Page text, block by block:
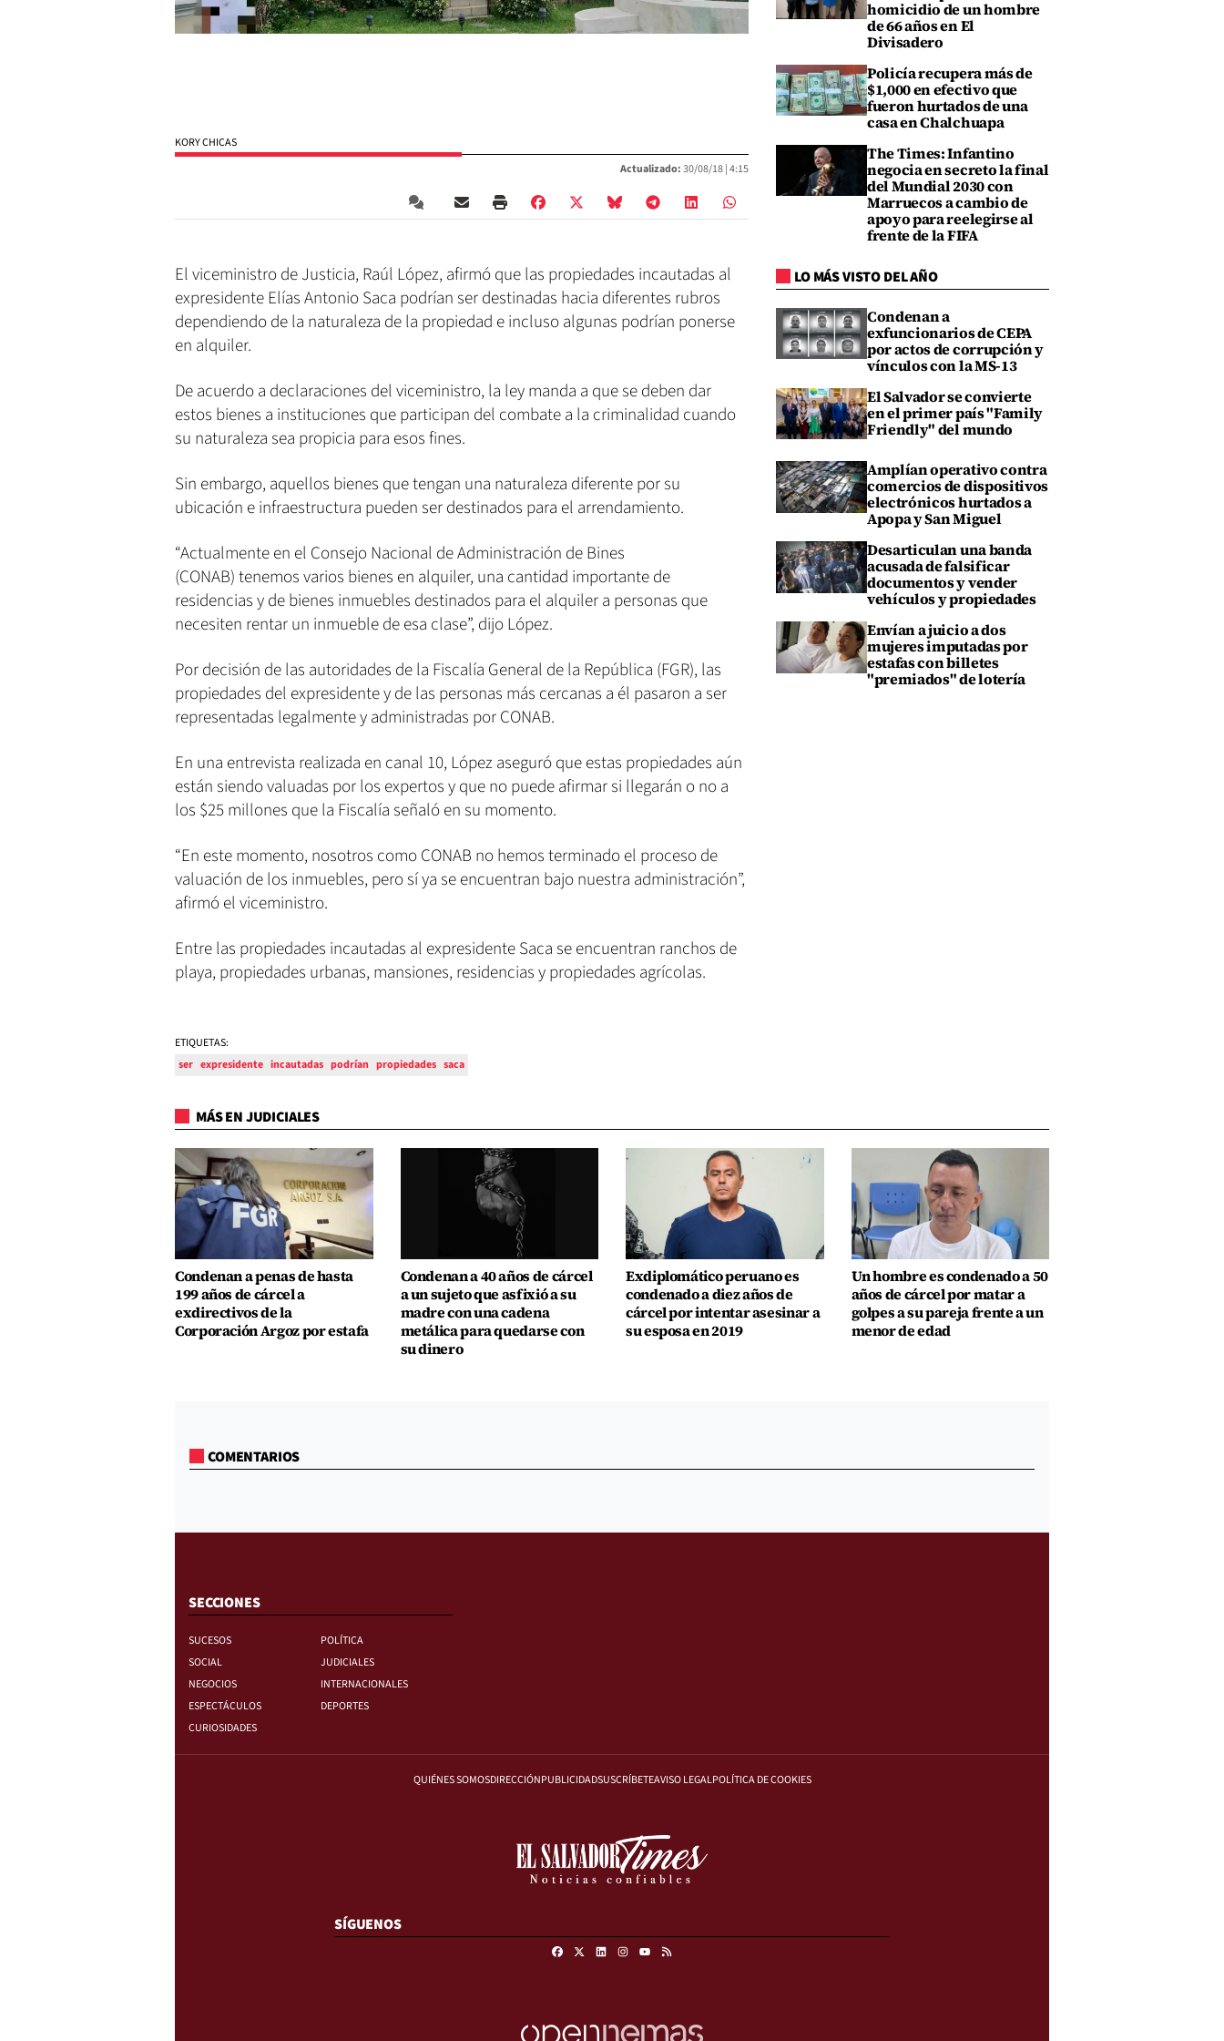
KORY CHICAS
Actualizado:30/08/18 |4:15
El viceministro de Justicia, Raúl López, afirmó que las propiedades incautadas al
expresidente Elías Antonio Saca podrían ser destinadas hacia diferentes rubros
dependiendo de la naturaleza de la propiedad e incluso algunas podrían ponerse
en alquiler.
De acuerdo a declaraciones del viceministro, la ley manda a que se deben dar
estos bienes a instituciones que participan del combate a la criminalidad cuando
su naturaleza sea propicia para esos fines.
Sin embargo, aquellos bienes que tengan una naturaleza diferente por su
ubicación e infraestructura pueden ser destinados para el arrendamiento.
“Actualmente en el Consejo Nacional de Administración de Bines
(CONAB) tenemos varios bienes en alquiler, una cantidad importante de
residencias y de bienes inmuebles destinados para el alquiler a personas que
necesiten rentar un inmueble de esa clase”, dijo López.
Por decisión de las autoridades de la Fiscalía General de la República (FGR), las
propiedades del expresidente y de las personas más cercanas a él pasaron a ser
representadas legalmente y administradas por CONAB.
En una entrevista realizada en canal 10, López aseguró que estas propiedades aún
están siendo valuadas por los expertos y que no puede afirmar si llegarán o no a
los $25 millones que la Fiscalía señaló en su momento.
“En este momento, nosotros como CONAB no hemos terminado el proceso de
valuación de los inmuebles, pero sí ya se encuentran bajo nuestra administración”,
afirmó el viceministro.
Entre las propiedades incautadas al expresidente Saca se encuentran ranchos de
playa, propiedades urbanas, mansiones, residencias y propiedades agrícolas.
ETIQUETAS:
ser expresidente incautadas podrían propiedades saca
homicidio de un hombre
de 66 años en El
Divisadero
Policía recupera más de
$1,000 en efectivo que
fueron hurtados de una
casa en Chalchuapa
The Times: Infantino
negocia en secreto la final
del Mundial 2030 con
Marruecos a cambio de
apoyo para reelegirse al
frente de la FIFA
LO MÁS VISTO DEL AÑO
Condenan a
exfuncionarios de CEPA
por actos de corrupción y
vínculos con la MS-13
El Salvador se convierte
en el primer país "Family
Friendly" del mundo
Amplían operativo contra
comercios de dispositivos
electrónicos hurtados a
Apopa y San Miguel
Desarticulan una banda
acusada de falsificar
documentos y vender
vehículos y propiedades
Envían a juicio a dos
mujeres imputadas por
estafas con billetes
"premiados" de lotería
MÁS EN JUDICIALES
Condenan a penas de hasta
199 años de cárcel a
exdirectivos de la
Corporación Argoz por estafa
Condenan a 40 años de cárcel
a un sujeto que asfixió a su
madre con una cadena
metálica para quedarse con
su dinero
Exdiplomático peruano es
condenado a diez años de
cárcel por intentar asesinar a
su esposa en 2019
Un hombre es condenado a 50
años de cárcel por matar a
golpes a su pareja frente a un
menor de edad
COMENTARIOS
SECCIONES
SUCESOS
POLÍTICA
SOCIAL
JUDICIALES
NEGOCIOS
INTERNACIONALES
ESPECTÁCULOS
DEPORTES
CURIOSIDADES
QUIÉNES SOMOSDIRECCIÓNPUBLICIDADSUSCRÍBETEAVISO LEGALPOLÍTICA DE COOKIES
SÍGUENOS
FacebookLinkedinInstagram